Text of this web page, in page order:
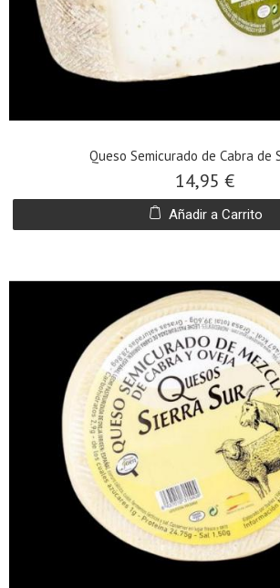
Queso Semicurado de Cabra de
14,95 €
Añadir a Carrito